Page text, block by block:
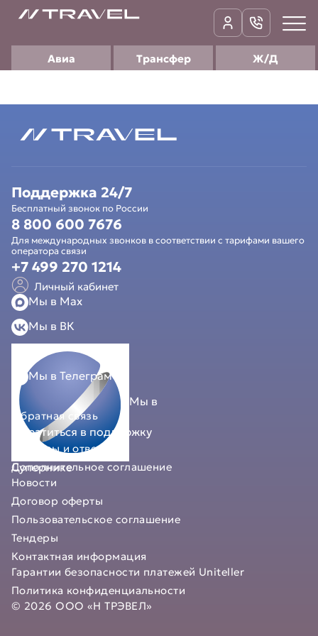
Авиа Трансфер Ж/Д
Поддержка 24/7
Бесплатный звонок по России
8 800 600 7676
Для международных звонков в соответствии с тарифами вашего
оператора связи
+7 499 270 1214
Личный кабинет
Мы в Мах
Мы в ВК
Мы в
Супернике
Мы в Телеграм
Обратная связь
Обратиться в поддержку
Вопросы и ответы
Дополнительное соглашение
Новости
Договор оферты
Пользовательское соглашение
Тендеры
Контактная информация
Гарантии безопасности платежей Uniteller
Политика конфиденциальности
© 2026 ООО «Н ТРЭВЕЛ»